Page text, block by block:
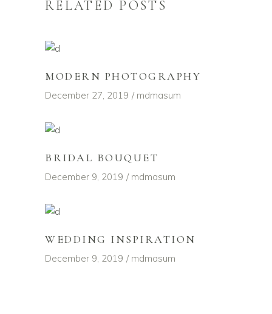
RELATED POSTS
MODERN PHOTOGRAPHY
December 27, 2019 mdmasum
BRIDAL BOUQUET
December 9, 2019 mdmasum
WEDDING INSPIRATION
December 9, 2019 mdmasum